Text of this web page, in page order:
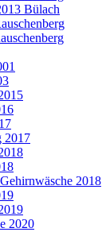
Bülach
2017
2018
2020